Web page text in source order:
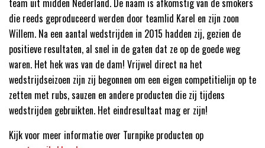
team uit midden Nederland. De naam is afkomstig van de smokers
die reeds geproduceerd werden door teamlid Karel en zijn zoon
Willem. Na een aantal wedstrijden in 2015 hadden zij, gezien de
positieve resultaten, al snel in de gaten dat ze op de goede weg
waren. Het hek was van de dam! Vrijwel direct na het
wedstrijdseizoen zijn zij begonnen om een eigen competitielijn op te
zetten met rubs, sauzen en andere producten die zij tijdens
wedstrijden gebruikten. Het eindresultaat mag er zijn!
Kijk voor meer informatie over Turnpike producten op